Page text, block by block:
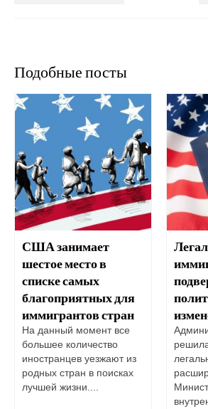
Подобные посты
США занимает
шестое место в
списке самых
благоприятных для
иммигрантов стран
На данный момент все
большее количество
иностранцев уезжают из
родных стран в поисках
лучшей жизни....